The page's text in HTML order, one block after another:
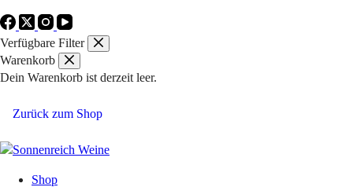
Verfügbare Filter
Warenkorb
Dein Warenkorb ist derzeit leer.
Zurück zum Shop
Shop